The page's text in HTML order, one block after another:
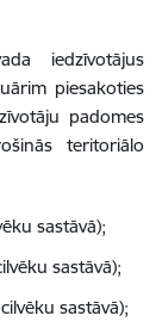
iedzīvotājus
piesakoties
padomes
teritoriālo
sastāvā);
sastāvā);
sastāvā);